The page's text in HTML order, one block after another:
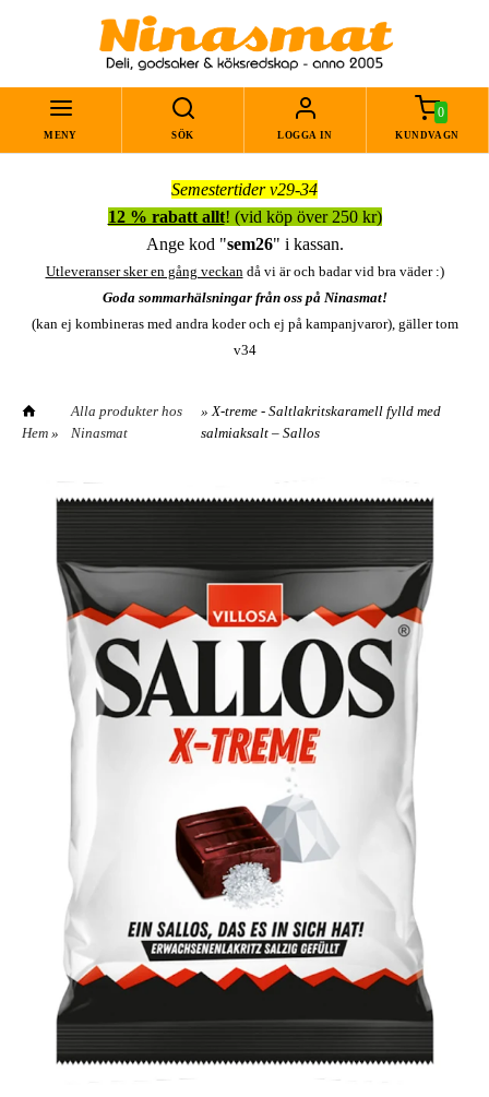
MENY SÖK LOGGA IN
0
KUNDVAGN
Semestertider v29-34
12 % rabatt allt! (vid köp över 250 kr)
Ange kod "sem26" i kassan.
Utleveranser sker en gång veckandå vi är och badar vid bra väder :)
Goda sommarhälsningar från oss på Ninasmat!
(kan ej kombineras med andra koder och ej på kampanjvaror), gäller tom
v34
Hem »
Alla produkter hos
Ninasmat
» X-treme - Saltlakritskaramell fylld med
salmiaksalt – Sallos